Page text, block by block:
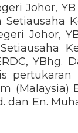
Johor,
Johor,
YBhg.
(Malaysia)
dan En.